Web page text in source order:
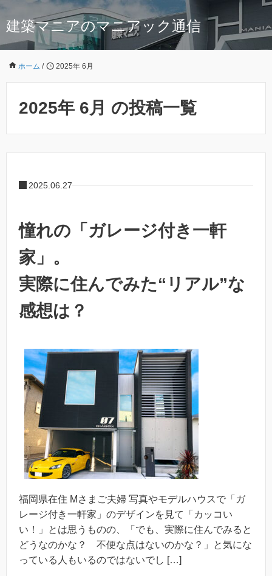
建築マニアのマニアック通信
ホーム / 2025年 6月
2025年 6月 の投稿一覧
2025.06.27
憧れの「ガレージ付き一軒
家」。
実際に住んでみた“リアル”な
感想は？
福岡県在住 Mさまご夫婦 写真やモデルハウスで「ガ
レージ付き一軒家」のデザインを見て「カッコい
い！」とは思うものの、「でも、実際に住んでみると
どうなのかな？ 不便な点はないのかな？」と気にな
っている人もいるのではないでし […]